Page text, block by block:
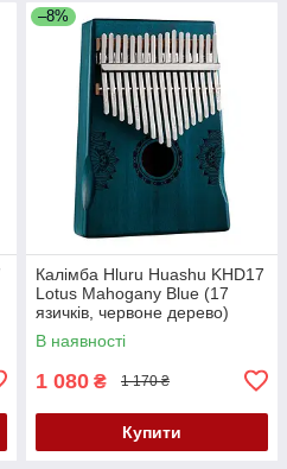
–8%
Калімба Hluru Huashu KHD17
Lotus Mahogany Blue (17
язичків, червоне дерево)
В наявності
1 080 ₴ 1 170 ₴
Купити